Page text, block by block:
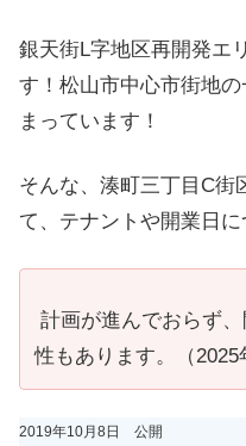
銀天街L字地区再開発エ
す！松山市中心市街地
まっています！
そんな、湊町三丁目C街
て、テナントや開業日
計画が進んでおらず
性もあります。（2025
2019年10月8日 公開